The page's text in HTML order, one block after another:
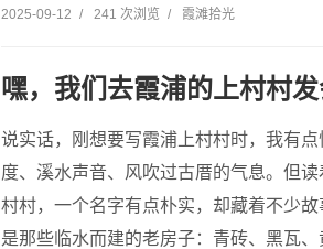
2025-09-12 / 241 次浏览 / 霞滩拾光
嘿，我们去霞浦的上村村
说实话，刚想要写霞浦上村村时，我有
度、溪水声音、风吹过古厝的气息。但
村村，一个名字有点朴实，却藏着不少
是那些临水而建的老房子：青砖、黑瓦